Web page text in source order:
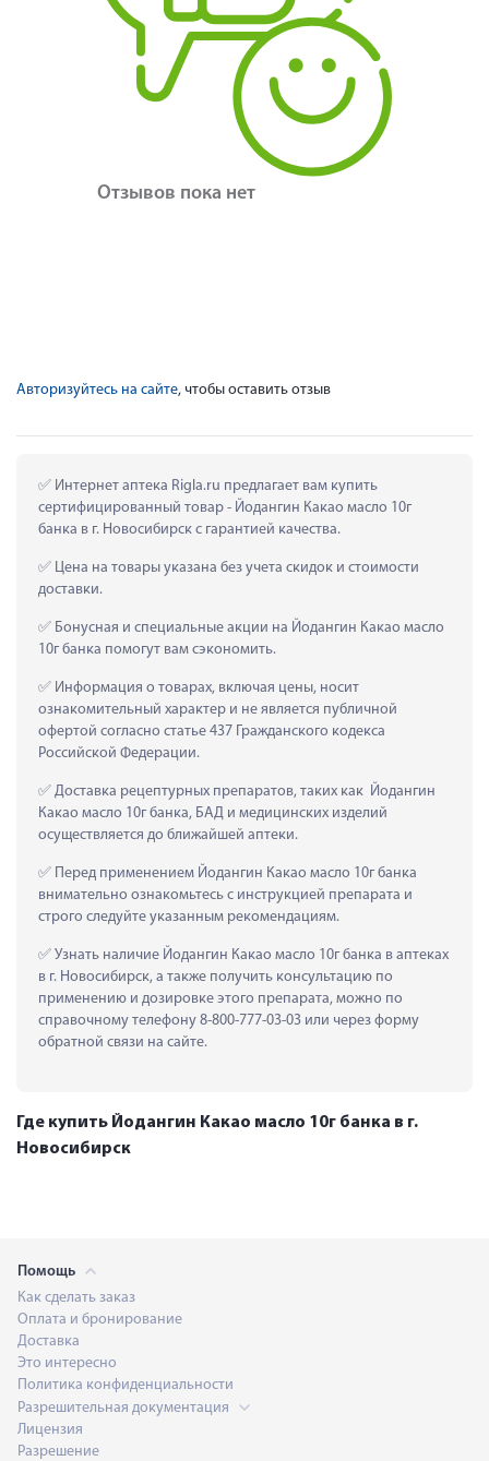
Отзывов пока нет
Авторизуйтесь на сайте, чтобы оставить отзыв
Интернет аптека Rigla.ru предлагает вам купить
сертифицированный товар - Йодангин Какао масло 10г
банка в г. Новосибирск с гарантией качества.
Цена на товары указана без учета скидок и стоимости
доставки.
Бонусная и специальные акции на Йодангин Какао масло
10г банка помогут вам сэкономить.
Информация о товарах, включая цены, носит
ознакомительный характер и не является публичной
офертой согласно статье 437 Гражданского кодекса
Российской Федерации.
Доставка рецептурных препаратов, таких как  Йодангин
Какао масло 10г банка, БАД и медицинских изделий
осуществляется до ближайшей аптеки.
Перед применением Йодангин Какао масло 10г банка
внимательно ознакомьтесь с инструкцией препарата и
строго следуйте указанным рекомендациям.
Узнать наличие Йодангин Какао масло 10г банка в аптеках
в г. Новосибирск, а также получить консультацию по
применению и дозировке этого препарата, можно по
справочному телефону 8-800-777-03-03 или через форму
обратной связи на сайте.
Где купить Йодангин Какао масло 10г банка в г.
Новосибирск
Помощь
Как сделать заказ
Оплата и бронирование
Доставка
Это интересно
Политика конфиденциальности
Разрешительная документация
Лицензия
Разрешение